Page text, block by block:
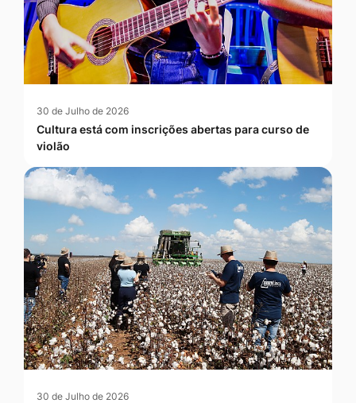
30 de Julho de 2026
Cultura está com inscrições abertas para curso de
violão
30 de Julho de 2026